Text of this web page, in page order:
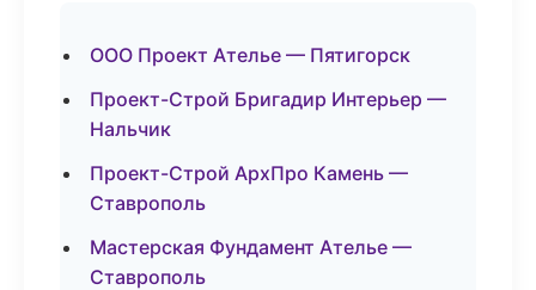
ООО Проект Ателье — Пятигорск
Проект-Строй Бригадир Интерьер —
Нальчик
Проект-Строй АрхПро Камень —
Ставрополь
Мастерская Фундамент Ателье —
Ставрополь